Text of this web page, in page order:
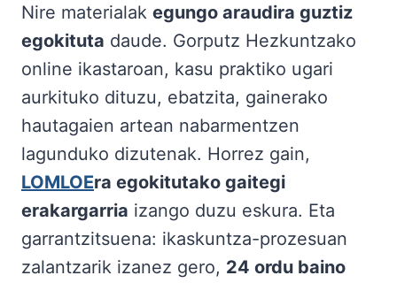
Nire materialak egungo araudira guztiz
egokituta daude. Gorputz Hezkuntzako
online ikastaroan, kasu praktiko ugari
aurkituko dituzu, ebatzita, gainerako
hautagaien artean nabarmentzen
lagunduko dizutenak. Horrez gain,
LOMLOEra egokitutako gaitegi
erakargarria izango duzu eskura. Eta
garrantzitsuena: ikaskuntza-prozesuan
zalantzarik izanez gero, 24 ordu baino